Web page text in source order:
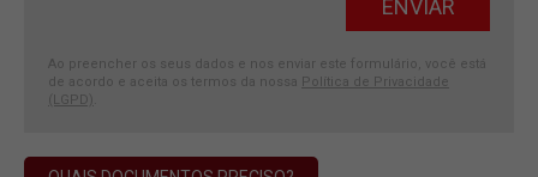
Ao preencher os seus dados e nos enviar este formulário, você está
de acordo e aceita os termos da nossa Política de Privacidade
(LGPD)